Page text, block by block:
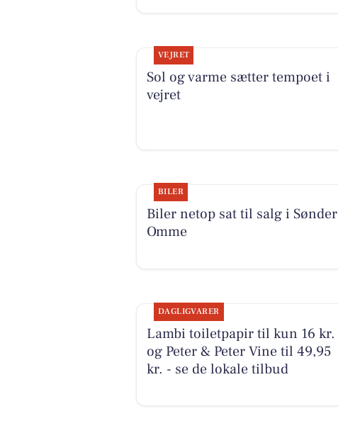
VEJRET
Sol og varme sætter tempoet i
vejret
BILER
Biler netop sat til salg i Sønder
Omme
DAGLIGVARER
Lambi toiletpapir til kun 16 kr.
og Peter & Peter Vine til 49,95
kr. - se de lokale tilbud